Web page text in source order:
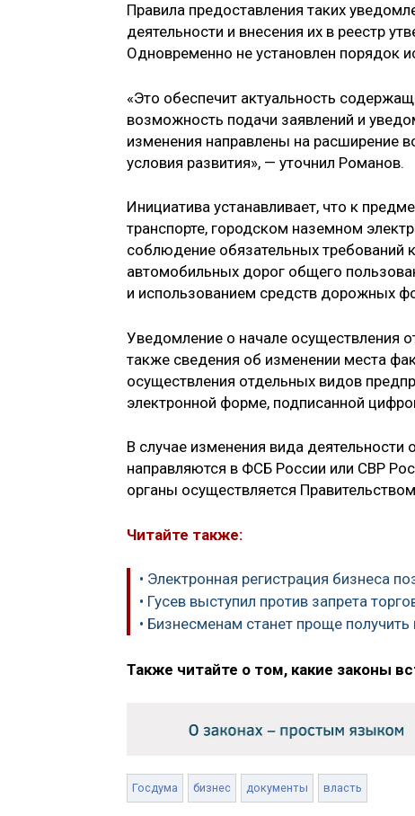
Правила предоставления таких
деятельности и внесения их в реестр
Одновременно не установлен порядок
«Это обеспечит актуальность
возможность подачи заявлений и
изменения направлены на расширение
условия развития», — уточнил Романов.
Инициатива устанавливает, что к
транспорте, городском наземном
соблюдение обязательных
автомобильных дорог общего
и использованием средств дорожных
Уведомление о начале осуществления
также сведения об изменении места
осуществления отдельных видов
электронной форме, подписанной
В случае изменения вида
направляются в ФСБ России или СВР
органы осуществляется
Читайте также:
• Электронная регистрация бизнеса
• Гусев выступил против запрета
• Бизнесменам станет проще
Также читайте о том, какие законы
Госдума бизнес документы власть